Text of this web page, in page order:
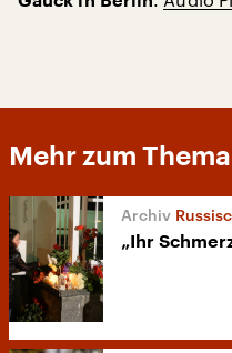
Mehr zum Thema
„Ihr